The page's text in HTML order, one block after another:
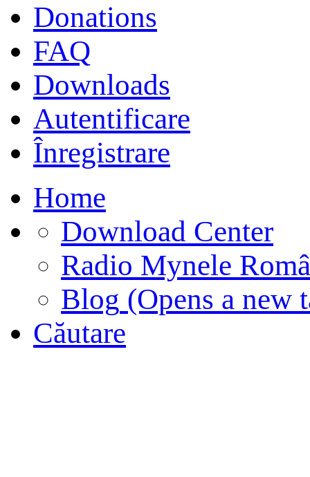
Donations
FAQ
Downloads
Autentificare
Înregistrare
Home
Download Center
Radio Mynele
Blog (Opens a new
Căutare